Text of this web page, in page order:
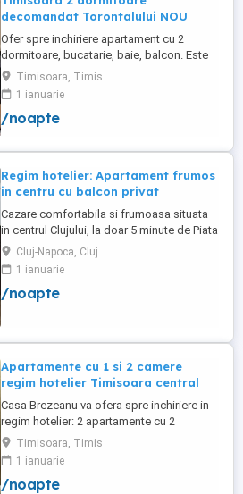
decomandat Torontalului NOU
Ofer spre inchiriere apartament cu 2
dormitoare, bucatarie, baie, balcon. Este
complet utilat si mobilat nou, clima,
internet, tv, video interfon masina de
spalat haine, lenjerii, prosoape,
consumabile. In incinta complexului de
de joaca pentru copii. Apartamentul ...
Timisoara, Timis
1 ianuarie
/noapte
Regim hotelier: Apartament frumos
in centru cu balcon privat
Cazare comfortabila si frumoasa situata
in centrul Clujului, la doar 5 minute de Piata
Mihai Viteazu, intr-un bloc nou.
Apartamentul este mobilat si utilat
complet, avand aragaz, hota, cuptor de
microunde, fierbator de apa, masina de
Cluj-Napoca, Cluj
1 ianuarie
/noapte
Apartamente cu 1 si 2 camere
regim hotelier Timisoara central
Casa Brezeanu va ofera spre inchiriere in
regim hotelier: 2 apartamente cu 2
dormitoare, baie si bucatarie proprie. (4
locuri cazare in fiecare apartament) 1
apartament cu 1 dormitor, baie si
bucatarie proprie. (3 locuri cazare) Fiecare
Timisoara, Timis
1 ianuarie
/noapte